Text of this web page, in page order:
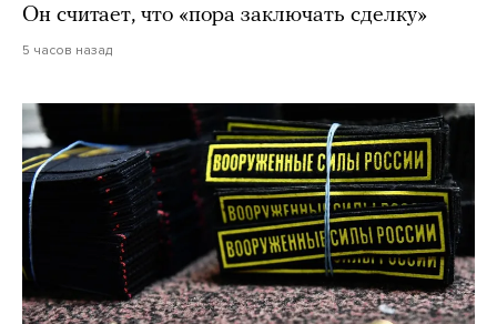
Он считает, что «пора заключать сделку»
5 часов назад